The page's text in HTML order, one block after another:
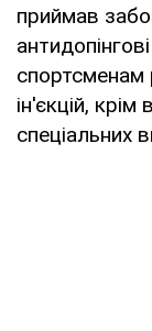
приймав
спортсменам
ін'єкцій, крім
спеціальних